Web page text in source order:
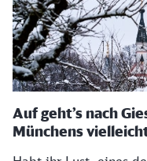
Auf geht’s nach
Münchens